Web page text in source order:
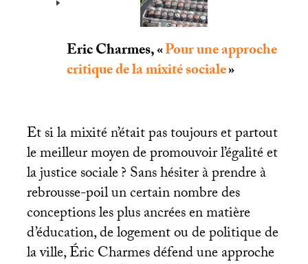
Eric Charmes, «Pour une approche
critique de la mixité sociale»
Et si la mixité n’était pas toujours et partout
le meilleur moyen de promouvoir l’égalité et
la justice sociale? Sans hésiter à prendre à
rebrousse-poil un certain nombre des
conceptions les plus ancrées en matière
d’éducation, de logement ou de politique de
la ville, Éric Charmes défend une approche